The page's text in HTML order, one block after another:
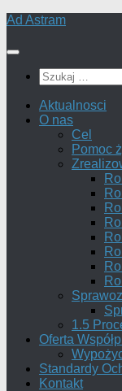
Skip
content
Ad Astram
Szukaj:
Aktualnosci
O nas
Cel
Pomoc
1.5
Oferta
Standardy
Kontakt